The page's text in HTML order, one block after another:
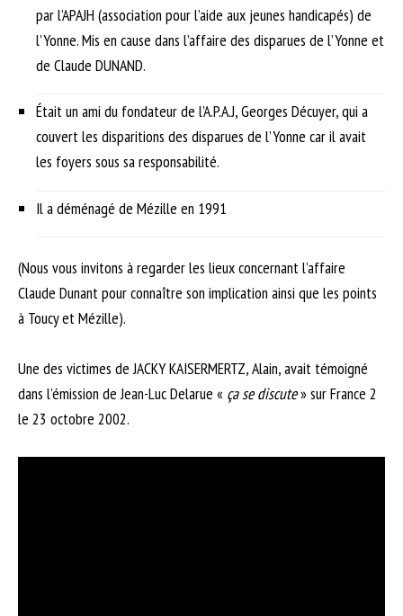
par l’APAJH (association pour l’aide aux jeunes handicapés) de
l’Yonne. Mis en cause dans l’affaire des disparues de l’Yonne et
de Claude DUNAND.
Était un ami du fondateur de l’A.P.A.J, Georges Décuyer, qui a
couvert les disparitions des disparues de l’Yonne car il avait
les foyers sous sa responsabilité.
Il a déménagé de Mézille en 1991
(Nous vous invitons à regarder les lieux concernant l’affaire
Claude Dunant pour connaître son implication ainsi que les points
à Toucy et Mézille).
Une des victimes de JACKY KAISERMERTZ, Alain, avait témoigné
dans l’émission de Jean-Luc Delarue « ça se discute» sur France 2
le 23 octobre 2002.